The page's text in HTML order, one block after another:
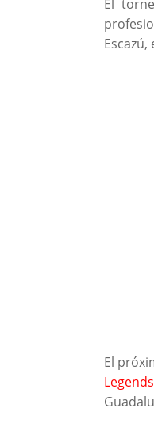
El
El
Legends